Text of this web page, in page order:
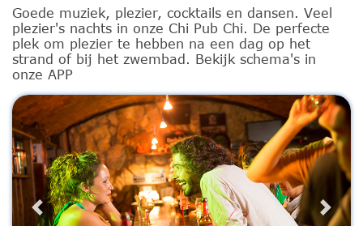
Goede muziek, plezier, cocktails en dansen. Veel
plezier's nachts in onze Chi Pub Chi. De perfecte
plek om plezier te hebben na een dag op het
strand of bij het zwembad. Bekijk schema's in
onze APP
Previous Next